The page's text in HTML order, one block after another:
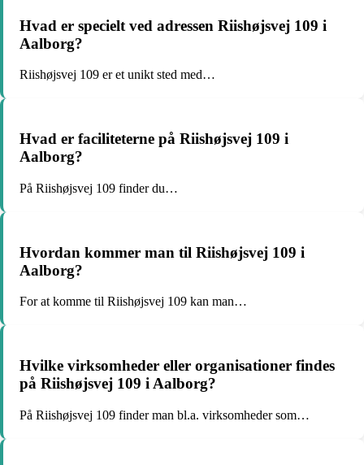
Hvad er specielt ved adressen Riishøjsvej 109 i
Aalborg?
Riishøjsvej 109 er et unikt sted med…
Hvad er faciliteterne på Riishøjsvej 109 i
Aalborg?
På Riishøjsvej 109 finder du…
Hvordan kommer man til Riishøjsvej 109 i
Aalborg?
For at komme til Riishøjsvej 109 kan man…
Hvilke virksomheder eller organisationer findes
på Riishøjsvej 109 i Aalborg?
På Riishøjsvej 109 finder man bl.a. virksomheder som…